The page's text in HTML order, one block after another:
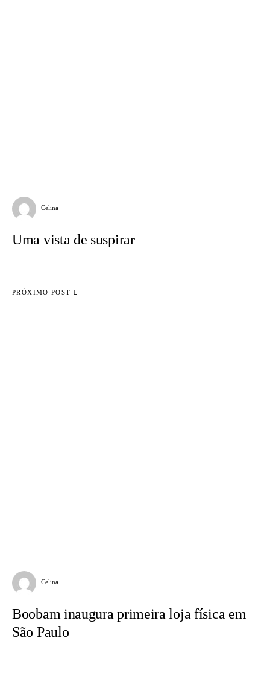
Celina
Uma vista de suspirar
PRÓXIMO POST
Celina
Boobam inaugura primeira loja física em
São Paulo